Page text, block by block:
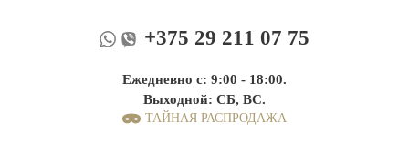
+375 29 211 07 75
Ежедневно с: 9:00 - 18:00.
Выходной: СБ, ВС.
ТАЙНАЯ РАСПРОДАЖА